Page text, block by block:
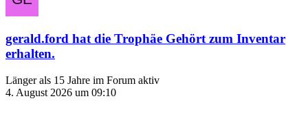
gerald.ford hat die Trophäe Gehört zum Inventar
erhalten.
Länger als 15 Jahre im Forum aktiv
4. August 2026 um 09:10